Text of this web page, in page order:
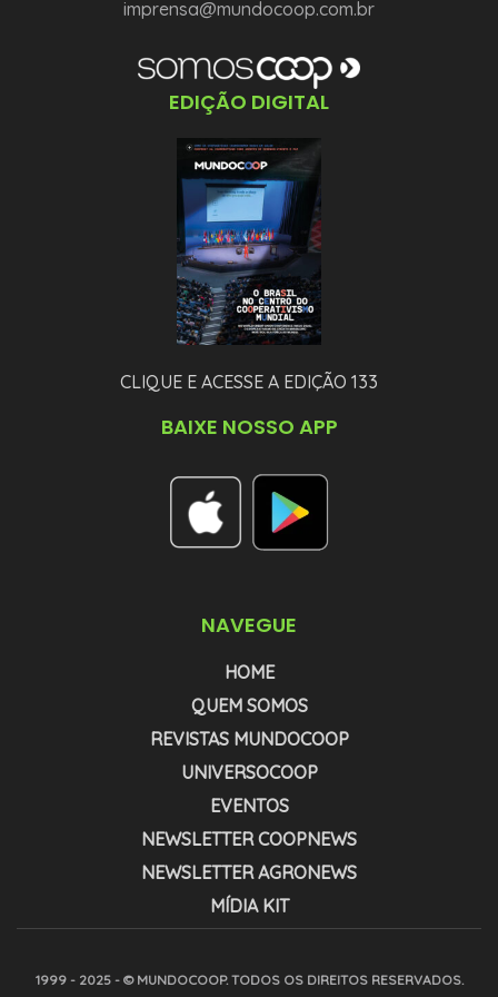
imprensa@mundocoop.com.br
EDIÇÃO DIGITAL
CLIQUE E ACESSE A EDIÇÃO 133
BAIXE NOSSO APP
NAVEGUE
HOME
QUEM SOMOS
REVISTAS MUNDOCOOP
UNIVERSOCOOP
EVENTOS
NEWSLETTER COOPNEWS
NEWSLETTER AGRONEWS
MÍDIA KIT
1999 - 2025 - © MUNDOCOOP. TODOS OS DIREITOS RESERVADOS.